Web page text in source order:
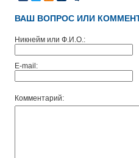
ВАШ ВОПРОС ИЛИ
Никнейм или Ф.И.О.:
E-mail:
Комментарий: